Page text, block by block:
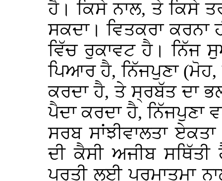
ਹੈ। ਕਿਸੇ ਨਾਲ, ਤੇ ਕਿਸੇ
ਸਕਦਾ। ਵਿਤਕਰਾ ਕਰਨਾ
ਵਿੱਚ ਰੁਕਾਵਟ ਹੈ।
ਪਿਆਰ ਹੈ, ਨਿੱਜਪੁਣਾ (ਮੋਹ,
ਕਰਦਾ ਹੈ, ਤੇ ਸ੍ਰਬੱਤ ਦਾ
ਪੈਦਾ ਕਰਦਾ ਹੈ, ਨਿੱਜਪੁਣਾ
ਸਰਬ ਸਾਂਝੀਵਾਲਤਾ
ਦੀ ਕੈਸੀ ਅਜੀਬ
ਪੂਰਤੀ ਲਈ ਪਰਮਾਤਮਾ